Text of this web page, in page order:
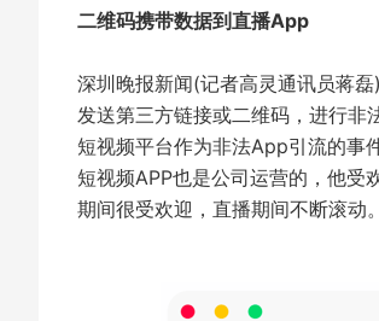
二维码携带数据到直播App
深圳晚报新闻(记者高灵通讯员蒋
发送第三方链接或二维码，进行非
短视频平台作为非法App引流的事
短视频APP也是公司运营的，他受
期间很受欢迎，直播期间不断滚动